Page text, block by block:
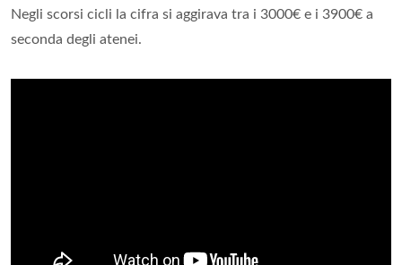
Negli scorsi cicli la cifra si aggirava tra i 3000€ e i 3900€ a
seconda degli atenei.